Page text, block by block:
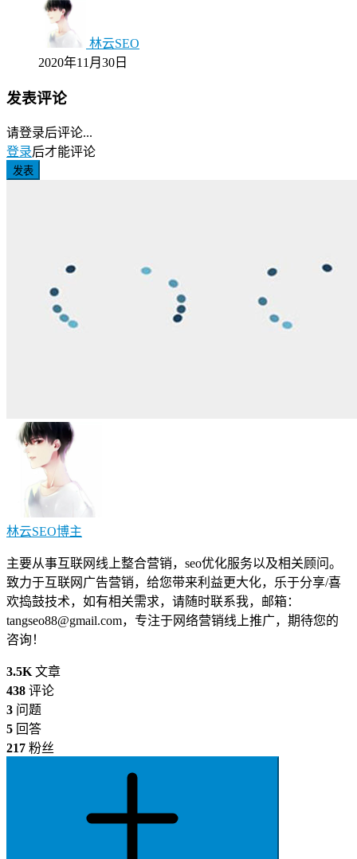
林云SEO
2020年11月30日
发表评论
请登录后评论...
登录后才能评论
发表
林云SEO博主
主要从事互联网线上整合营销，seo优化服务以及相关顾问。
致力于互联网广告营销，给您带来利益更大化，乐于分享/喜
欢捣鼓技术，如有相关需求，请随时联系我，邮箱：
tangseo88@gmail.com，专注于网络营销线上推广，期待您的
咨询！
3.5K 文章
438 评论
3 问题
5 回答
217 粉丝